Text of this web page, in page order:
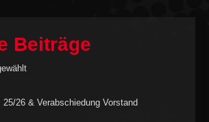
Beiträge
26 & Verabschiedung Vorstand